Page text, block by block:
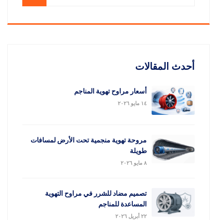
أحدث المقالات
أسعار مراوح تهوية المناجم
١٤ مايو ٢٠٢٦
مروحة تهوية منجمية تحت الأرض لمسافات
طويلة
٨ مايو ٢٠٢٦
تصميم مضاد للشرر في مراوح التهوية
المساعدة للمناجم
٢٢ أبريل ٢٠٢٦